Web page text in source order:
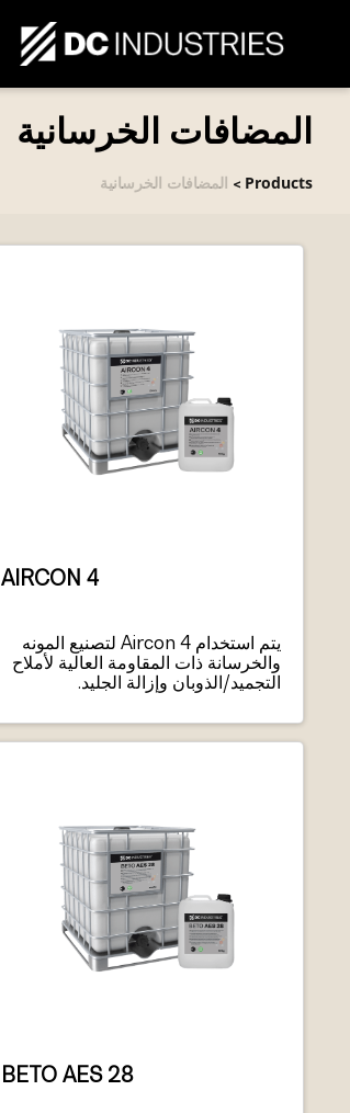
المضافات الخرسانية
Products
> المضافات الخرسانية
AIRCON 4
يتم استخدام Aircon 4 لتصنيع المونه
والخرسانة ذات المقاومة العالية لأملاح
التجميد/الذوبان وإزالة الجليد.
BETO AES 28